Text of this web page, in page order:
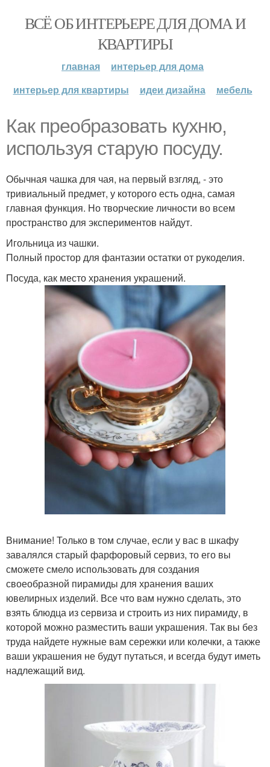
ВСЁ ОБ ИНТЕРЬЕРЕ ДЛЯ ДОМА И
КВАРТИРЫ
главная
интерьер для дома
интерьер для квартиры
идеи дизайна мебель
Как преобразовать кухню,
используя старую посуду.
Обычная чашка для чая, на первый взгляд, - это
тривиальный предмет, у которого есть одна, самая
главная функция. Но творческие личности во всем
пространство для экспериментов найдут.
Игольница из чашки.
Полный простор для фантазии остатки от рукоделия.
Посуда, как место хранения украшений.
Внимание! Только в том случае, если у вас в шкафу
завалялся старый фарфоровый сервиз, то его вы
сможете смело использовать для создания
своеобразной пирамиды для хранения ваших
ювелирных изделий. Все что вам нужно сделать, это
взять блюдца из сервиза и строить из них пирамиду, в
которой можно разместить ваши украшения. Так вы без
труда найдете нужные вам сережки или колечки, а также
ваши украшения не будут путаться, и всегда будут иметь
надлежащий вид.